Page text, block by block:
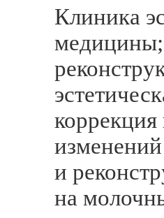
Клиника
медицины;
изменений
и
на